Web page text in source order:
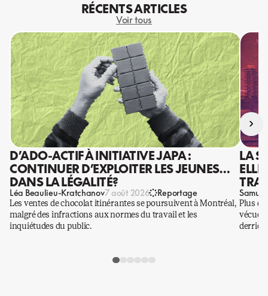
RÉCENTS ARTICLES
Voir tous
D’ADO-ACTIF À INITIATIVE JAPA :
CONTINUER D’EXPLOITER LES JEUNES…
DANS LA LÉGALITÉ?
Léa Beaulieu-Kratchanov7 août 2026 Reportage
Les ventes de chocolat itinérantes se poursuivent à Montréal,
malgré des infractions aux normes du travail et les
inquiétudes du public.
LA
Plus
vécues
›